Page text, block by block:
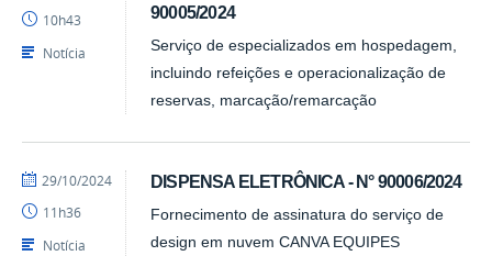
90005/2024
Serviço de especializados em hospedagem,
incluindo refeições e operacionalização de
reservas, marcação/remarcação
-
PRA
10h43
Notícia
DISPENSA ELETRÔNICA - N° 90006/2024
Fornecimento de assinatura do serviço de
design em nuvem CANVA EQUIPES
por
-
PRA
publicado
29/10/2024
11h36
Notícia